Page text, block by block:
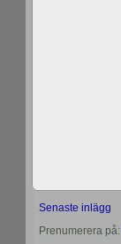
Senaste inlägg
Prenumerera på: